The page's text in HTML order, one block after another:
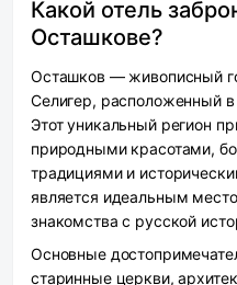
Какой отель
Осташкове?
Осташков — живописный
Селигер, расположенный в
Этот уникальный регион
природными красотами,
традициями и
является идеальным
знакомства с русской
Основные
старинные церкви,